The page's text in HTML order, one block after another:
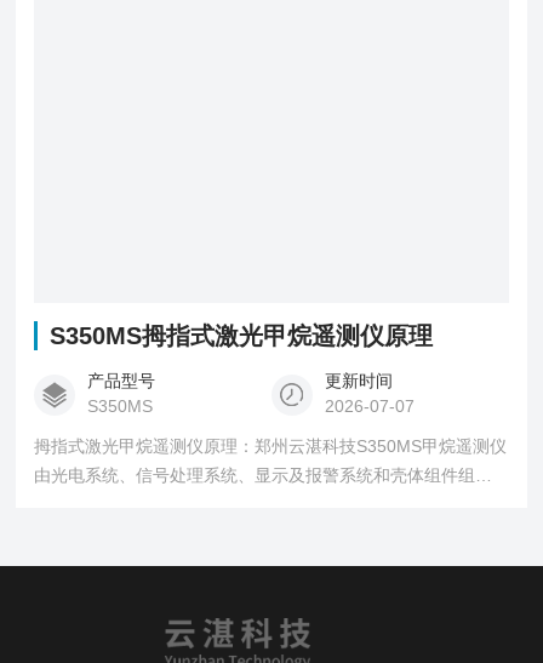
S350MS拇指式激光甲烷遥测仪原理
产品型号
S350MS
更新时间
2026-07-07
拇指式激光甲烷遥测仪原理：郑州云湛科技S350MS甲烷遥测仪
由光电系统、信号处理系统、显示及报警系统和壳体组件组